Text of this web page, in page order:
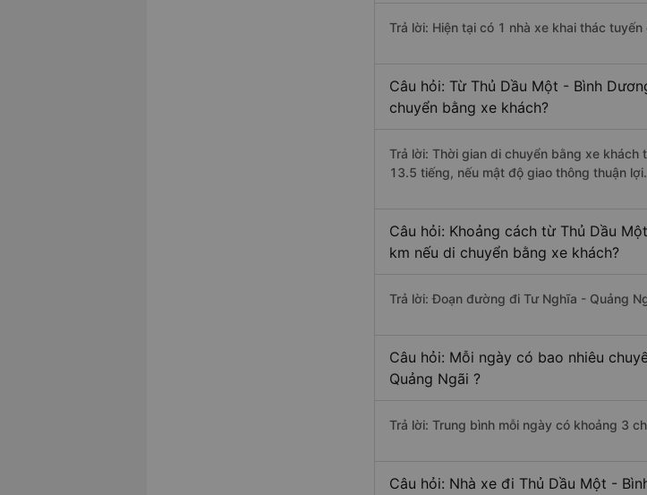
Trả lời: Hiện tại có 1 nhà xe khai thác
Câu hỏi: Từ Thủ Dầu Một - Bình
chuyển bằng xe khách?
Trả lời: Thời gian di chuyển bằng xe
13.5 tiếng, nếu mật độ giao thông thuận lợi.
Câu hỏi: Khoảng cách từ Thủ Dầu
km nếu di chuyển bằng xe khách?
Trả lời: Đoạn đường đi Tư Nghĩa - Quảng
Câu hỏi: Mỗi ngày có bao nhiêu
Quảng Ngãi ?
Trả lời: Trung bình mỗi ngày có khoảng 3
Câu hỏi: Nhà xe đi Thủ Dầu Một -